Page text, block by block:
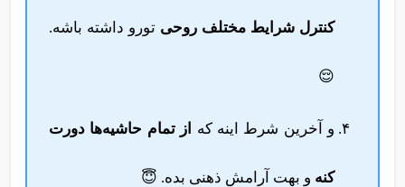
کنترل شرایط مختلف روحی تورو داشته باشه.
😌
و آخرین شرط اینه که از تمام حاشیه‌ها دورت
کنه و بهت آرامش ذهنی بده. 😇